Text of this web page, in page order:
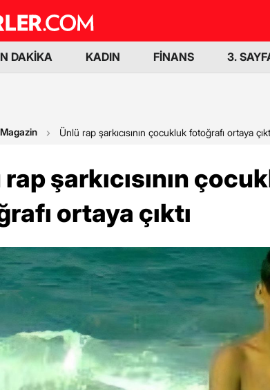
DAKİKA KADIN FİNANS 3.
Magazin Ünlü rap şarkıcısının çocukluk fotoğrafı ortaya
şarkıcısının
ortaya çıktı